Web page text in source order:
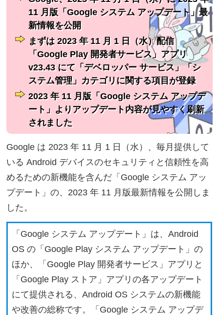
11 月版「Google システム アップデート」最
新情報を公開
まずは 2023 年 11 月 1 日（水）配信
「Google Play 開発者サービス」アプリ
v23.43 にて「デベロッパー サービス」「シ
ステム管理」カテゴリに関する項目が登録
2023 年 11 月版「Google システム アップデ
ート」よりアップデート内容が見やすく刷新
されました
Google は 2023 年 11 月 1 日（水）、毎月提供して
いる Android デバイスのセキュリティと信頼性を高
めるための新機能を含んだ「Google システム アッ
プデート」の、2023 年 11 月版最新情報を公開しま
した。
「Google システム アップデート」は、Android
OS の「Google Play システム アップデート」の
ほか、「Google Play 開発者サービス」アプリと
「Google Play ストア」アプリの各アップデート
にて提供される、Android OS システムの新機能
や改善の総称です。「Google システム アップデ